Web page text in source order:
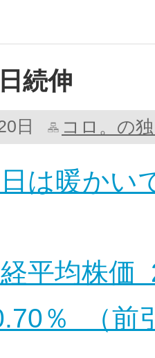
続伸
日 コロ。の
は暖かい
平均株価
％ （前